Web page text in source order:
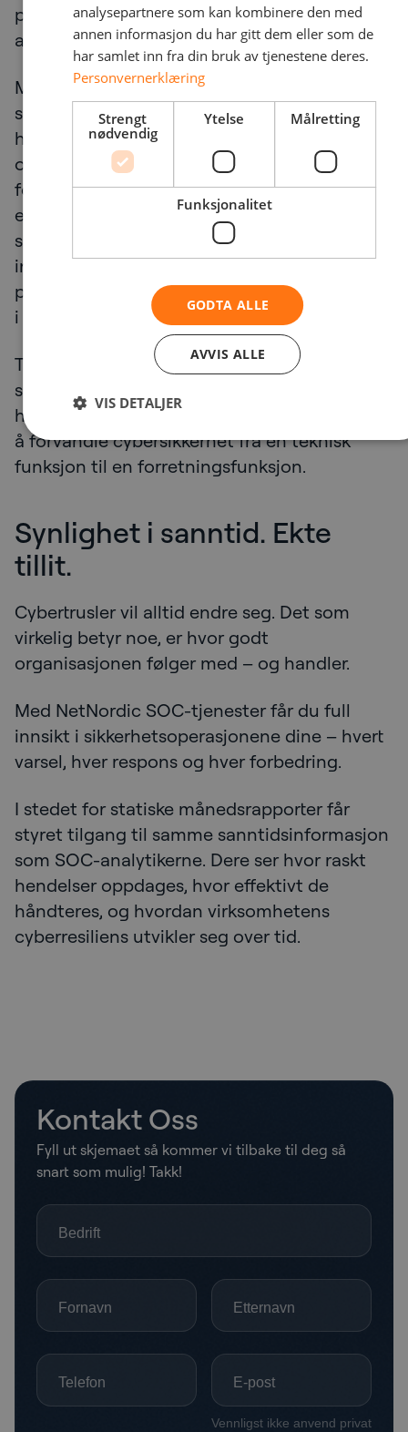
prioriteres, og hvordan de skal måle
avkastningen på sikkerhetstiltakene.
Med en transparent SOC-portal kan ledelsen
se hvor de største sårbarhetene ligger, og
hvordan de håndteres. De kan følge med på
om organisasjonen oppfyller sine egne mål
for responstid og verifisere at kravene til
etterlevelse blir oppfylt. Denne klarheten gjør
sikkerhetsrapporteringen til et strategisk
instrument – et instrument som støtter
planlegging, ressursallokering og kontinuitet
i virksomheten.
Til syvende og sist handler
sikkerhetsrapportering for styret om tillit. Det
handler om å vite, ikke gjette. Det handler om
å forvandle cybersikkerhet fra en teknisk
funksjon til en forretningsfunksjon.
Synlighet i sanntid. Ekte
tillit.
Cybertrusler vil alltid endre seg. Det som
virkelig betyr noe, er hvor godt
organisasjonen følger med – og handler.
Med NetNordic SOC-tjenester får du full
innsikt i sikkerhetsoperasjonene dine – hvert
varsel, hver respons og hver forbedring.
I stedet for statiske månedsrapporter får
styret tilgang til samme sanntidsinformasjon
som SOC-analytikerne. Dere ser hvor raskt
hendelser oppdages, hvor effektivt de
håndteres, og hvordan virksomhetens
cyberresiliens utvikler seg over tid.
Kontakt Oss
Fyll ut skjemaet så kommer vi tilbake til deg så
snart som mulig! Takk!
analysepartnere som kan kombinere den med
annen informasjon du har gitt dem eller som de
har samlet inn fra din bruk av tjenestene deres.
Personvernerklæring
Strengt
nødvendig
Ytelse Målretting
Funksjonalitet
GODTA ALLE
AVVIS ALLE
VIS DETALJER